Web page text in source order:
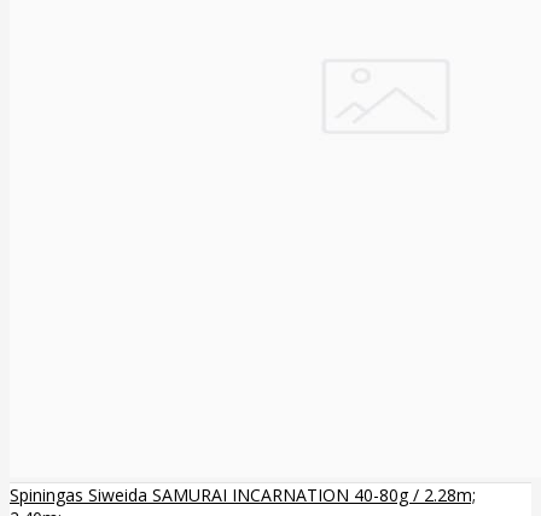
Spiningas Siweida SAMURAI INCARNATION 40-80g / 2.28m;